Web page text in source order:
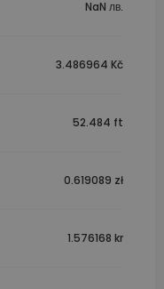
NaN лв.
3.486964 Kč
52.484 ft
0.619089 zł
1.576168 kr